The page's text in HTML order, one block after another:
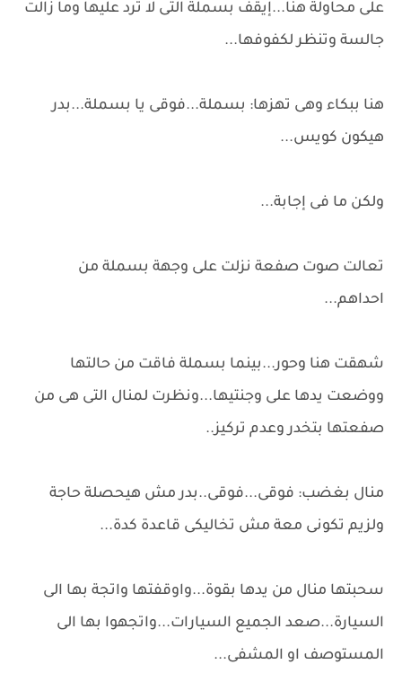
على محاولة هنا...إيقف بسملة التى لا ترد عليها وما زالت
جالسة وتنظر لكفوفها...
هنا ببكاء وهى تهزها: بسملة...فوقى يا بسملة...بدر
هيكون كويس...
ولكن ما فى إجابة...
تعالت صوت صفعة نزلت على وجهة بسملة من
احداهم...
شهقت هنا وحور...بينما بسملة فاقت من حالتها
ووضعت يدها على وجنتيها...ونظرت لمنال التى هى من
صفعتها بتخدر وعدم تركيز..
منال بغضب: فوقى...فوقى..بدر مش هيحصلة حاجة
ولزيم تكونى معة مش تخاليكى قاعدة كدة...
سحبتها منال من يدها بقوة...واوقفتها واتجة بها الى
السيارة...صعد الجميع السيارات...واتجهوا بها الى
المستوصف او المشفى...